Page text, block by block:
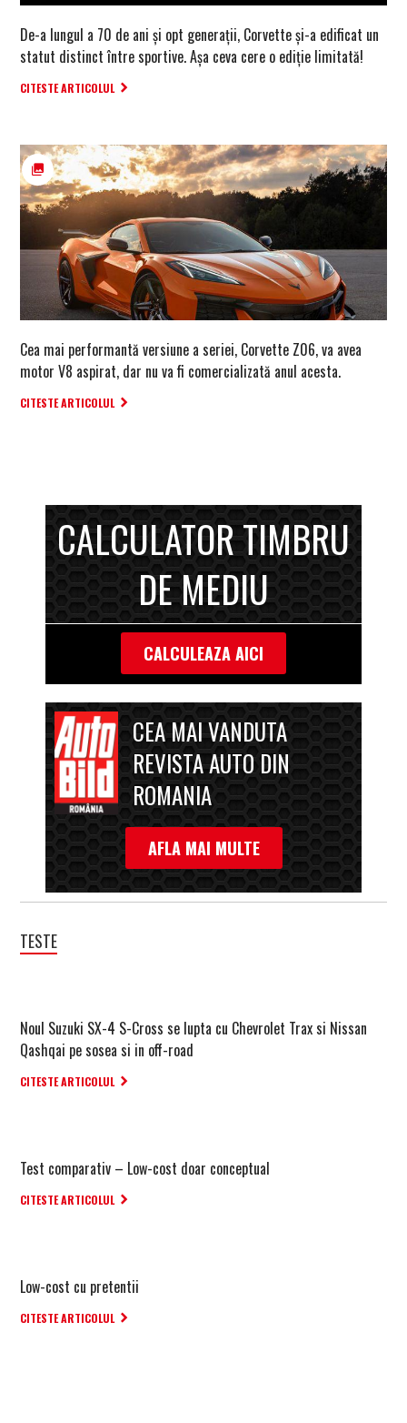
De-a lungul a 70 de ani și opt generații, Corvette și-a edificat un
statut distinct între sportive. Așa ceva cere o ediție limitată!
CITESTE ARTICOLUL
Cea mai performantă versiune a seriei, Corvette Z06, va avea
motor V8 aspirat, dar nu va fi comercializată anul acesta.
CITESTE ARTICOLUL
CALCULATOR TIMBRU
DE MEDIU
CALCULEAZA AICI
CEA MAI VANDUTA
REVISTA AUTO DIN
ROMANIA
AFLA MAI MULTE
TESTE
Noul Suzuki SX-4 S-Cross se lupta cu Chevrolet Trax si Nissan
Qashqai pe sosea si in off-road
CITESTE ARTICOLUL
Test comparativ – Low-cost doar conceptual
CITESTE ARTICOLUL
Low-cost cu pretentii
CITESTE ARTICOLUL